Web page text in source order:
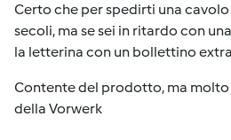
Certo che per spedirti una
secoli, ma se sei in ritardo con
la letterina con un bollettino
Contente del prodotto, ma
della Vorwerk